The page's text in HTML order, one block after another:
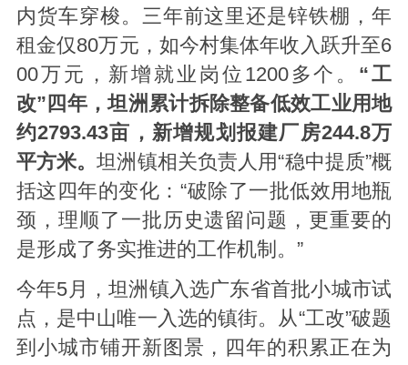
内货车穿梭。三年前这里还是锌铁棚，年
租金仅80万元，如今村集体年收入跃升至6
00万元，新增就业岗位1200多个。 “工
改”四年，坦洲累计拆除整备低效工业用地
约2793.43亩，新增规划报建厂房244.8万
平方米。坦洲镇相关负责人用“稳中提质”概
括这四年的变化：“破除了一批低效用地瓶
颈，理顺了一批历史遗留问题，更重要的
是形成了务实推进的工作机制。”
今年5月，坦洲镇入选广东省首批小城市试
点，是中山唯一入选的镇街。从“工改”破题
到小城市铺开新图景，四年的积累正在为